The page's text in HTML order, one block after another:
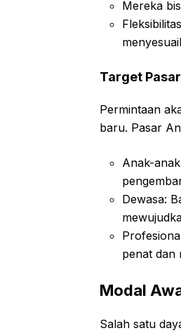
Mereka
Target
Permintaan
baru. Pasar
Anak-
Dewasa:
penat dan
Modal
Salah satu